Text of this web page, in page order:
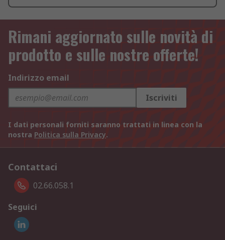
Rimani aggiornato sulle novità di
prodotto e sulle nostre offerte!
Indirizzo email
Iscriviti
I dati personali forniti saranno trattati in linea con la
nostra Politica sulla Privacy.
Contattaci
02.66.058.1
Seguici